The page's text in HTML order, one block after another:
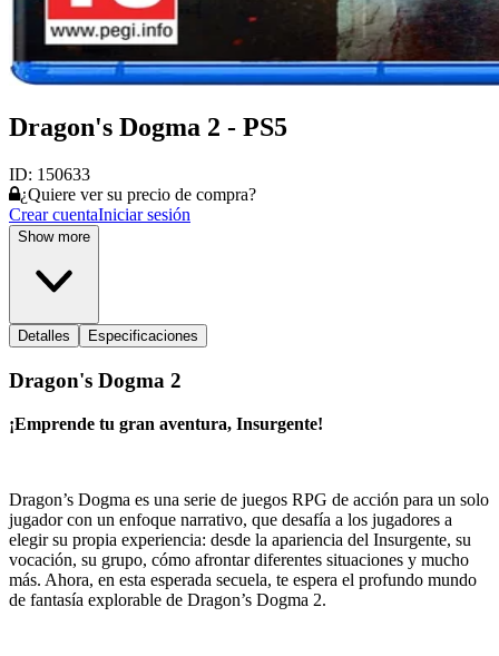
Dragon's Dogma 2 - PS5
ID: 150633
¿Quiere ver su precio de compra?
Crear cuentaIniciar sesión
Show more
Detalles Especificaciones
Dragon's Dogma 2
¡Emprende tu gran aventura, Insurgente!
Dragon’s Dogma es una serie de juegos RPG de acción para un solo
jugador con un enfoque narrativo, que desafía a los jugadores a
elegir su propia experiencia: desde la apariencia del Insurgente, su
vocación, su grupo, cómo afrontar diferentes situaciones y mucho
más. Ahora, en esta esperada secuela, te espera el profundo mundo
de fantasía explorable de Dragon’s Dogma 2.